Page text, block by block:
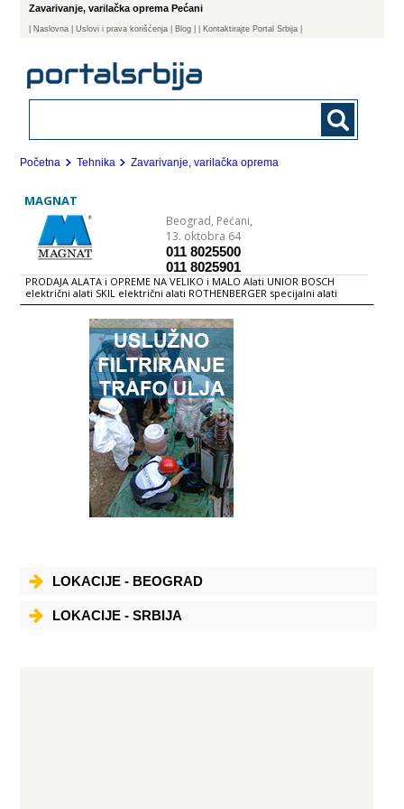
Zavarivanje, varilačka oprema Pećani
Naslovna | Uslovi i prava korišćenja Blog | Kontaktirajte Portal Srbija |
Početna Tehnika Zavarivanje, varilačka oprema
MAGNAT
Beograd, Pećani,
13. oktobra 64
011 8025500
011 8025901
PRODAJA ALATA i OPREME NA VELIKO i MALO Alati UNIOR BOSCH
električni alati SKIL električni alati ROTHENBERGER specijalni alati
VARSTROJ varilička oprema ALPOS merdevine TOVARNA MERIL KOVINE
merni alati Magnat je firma koja se bavi uvozom i prodajom
profesionalnih alata i opreme renomiranih proizvođača - ručni alati
Stahlwille i Unior, električni alati Fein, Femi, Bosch, Skil, Dremel,
agregati Genmac, kompresori Fiac.
LOKACIJE - BEOGRAD
LOKACIJE - SRBIJA